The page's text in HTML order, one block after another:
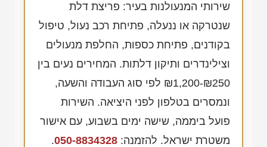
שירותי המנעולנות בעיר: פריצת דלת
שנטרקה או ננעלה, פתיחת רכב נעול, טיפול
בקודנים, פתיחת כספות, החלפת מנעולים
וצילינדרים ותיקון דלתות. המחירים נעים בין
₪1,200-₪250 לפי סוג העבודה והשעה,
ונמסרים בטלפון לפני היציאה. השירות
פועל ביממה, שישה ימים בשבוע, עם אישור
משטרת ישראל. להזמנה: 050-8834328
.